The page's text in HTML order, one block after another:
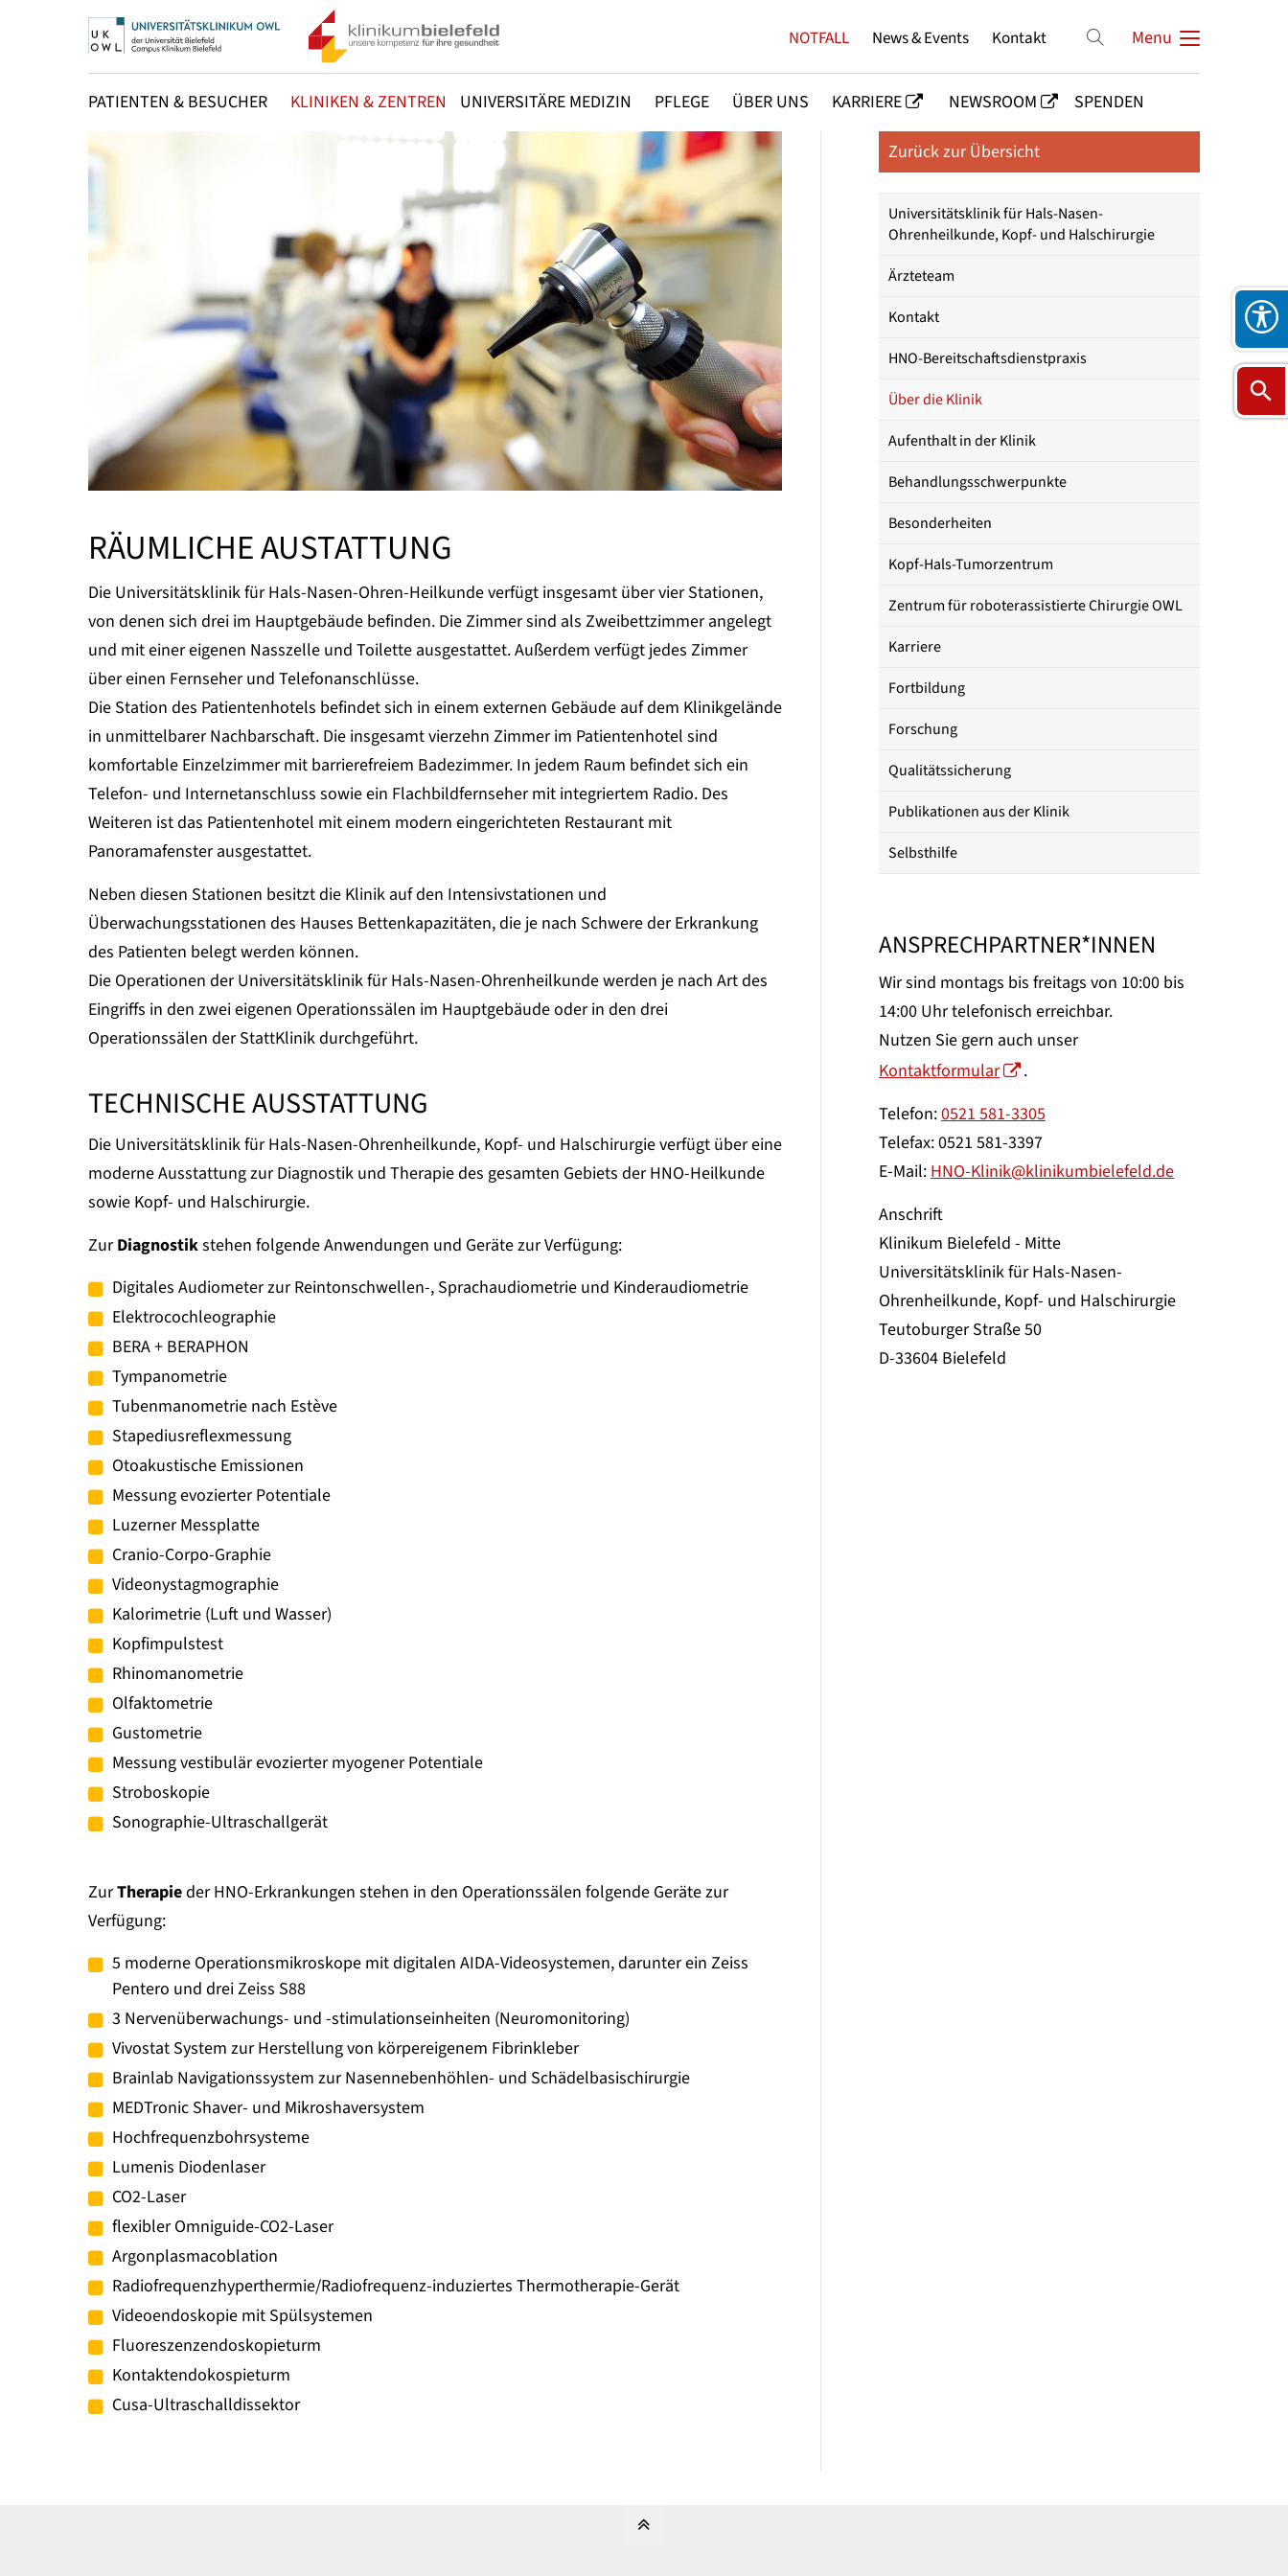
Menu
PATIENTEN & BESUCHER KLINIKEN & ZENTREN UNIVERSITÄRE MEDIZIN PFLEGE ÜBER UNS KARRIERE NEWSROOM SPENDEN
NOTFALL News & Events Kontakt
RÄUMLICHE AUSTATTUNG
Die Universitätsklinik für Hals-Nasen-Ohren-Heilkunde verfügt insgesamt über vier Stationen,
von denen sich drei im Hauptgebäude befinden. Die Zimmer sind als Zweibettzimmer angelegt
und mit einer eigenen Nasszelle und Toilette ausgestattet. Außerdem verfügt jedes Zimmer
über einen Fernseher und Telefonanschlüsse.
Die Station des Patientenhotels befindet sich in einem externen Gebäude auf dem Klinikgelände
in unmittelbarer Nachbarschaft. Die insgesamt vierzehn Zimmer im Patientenhotel sind
komfortable Einzelzimmer mit barrierefreiem Badezimmer. In jedem Raum befindet sich ein
Telefon- und Internetanschluss sowie ein Flachbildfernseher mit integriertem Radio. Des
Weiteren ist das Patientenhotel mit einem modern eingerichteten Restaurant mit
Panoramafenster ausgestattet.
Neben diesen Stationen besitzt die Klinik auf den Intensivstationen und
Überwachungsstationen des Hauses Bettenkapazitäten, die je nach Schwere der Erkrankung
des Patienten belegt werden können.
Die Operationen der Universitätsklinik für Hals-Nasen-Ohrenheilkunde werden je nach Art des
Eingriffs in den zwei eigenen Operationssälen im Hauptgebäude oder in den drei
Operationssälen der StattKlinik durchgeführt.
TECHNISCHE AUSSTATTUNG
Die Universitätsklinik für Hals-Nasen-Ohrenheilkunde, Kopf- und Halschirurgie verfügt über eine
moderne Ausstattung zur Diagnostik und Therapie des gesamten Gebiets der HNO-Heilkunde
sowie Kopf- und Halschirurgie.
ZurDiagnostikstehen folgende Anwendungen und Geräte zur Verfügung:
Digitales Audiometer zur Reintonschwellen-, Sprachaudiometrie und Kinderaudiometrie
Elektrocochleographie
BERA + BERAPHON
Tympanometrie
Tubenmanometrie nach Estève
Stapediusreflexmessung
Otoakustische Emissionen
Messung evozierter Potentiale
Luzerner Messplatte
Cranio-Corpo-Graphie
Videonystagmographie
Kalorimetrie (Luft und Wasser)
Kopfimpulstest
Rhinomanometrie
Olfaktometrie
Gustometrie
Messung vestibulär evozierter myogener Potentiale
Stroboskopie
Sonographie-Ultraschallgerät
ZurTherapieder HNO-Erkrankungen stehen in den Operationssälen folgende Geräte zur
Verfügung:
5 moderne Operationsmikroskope mit digitalen AIDA-Videosystemen, darunter ein Zeiss
Pentero und drei Zeiss S88
3 Nervenüberwachungs- und -stimulationseinheiten (Neuromonitoring)
Vivostat System zur Herstellung von körpereigenem Fibrinkleber
Brainlab Navigationssystem zur Nasennebenhöhlen- und Schädelbasischirurgie
MEDTronic Shaver- und Mikroshaversystem
Hochfrequenzbohrsysteme
Lumenis Diodenlaser
CO2-Laser
flexibler Omniguide-CO2-Laser
Argonplasmacoblation
Radiofrequenzhyperthermie/Radiofrequenz-induziertes Thermotherapie-Gerät
Videoendoskopie mit Spülsystemen
Fluoreszenzendoskopieturm
Kontaktendokospieturm
Cusa-Ultraschalldissektor
Zurück zur Übersicht
Universitätsklinik für Hals-Nasen-
Ohrenheilkunde, Kopf- und Halschirurgie
Ärzteteam
Kontakt
HNO-Bereitschaftsdienstpraxis
Über die Klinik
Aufenthalt in der Klinik
Behandlungsschwerpunkte
Besonderheiten
Kopf-Hals-Tumorzentrum
Zentrum für roboterassistierte Chirurgie OWL
Karriere
Fortbildung
Forschung
Qualitätssicherung
Publikationen aus der Klinik
Selbsthilfe
ANSPRECHPARTNER*INNEN
Wir sind montags bis freitags von 10:00 bis
14:00 Uhr telefonisch erreichbar.
Nutzen Sie gern auch unser
Kontaktformular
.
Telefon:0521 581-3305
Telefax: 0521 581-3397
E-Mail: HNO-Klinik@klinikumbielefeld.de
Anschrift
Klinikum Bielefeld - Mitte
Universitätsklinik für Hals-Nasen-
Ohrenheilkunde, Kopf- und Halschirurgie
Teutoburger Straße 50
D-33604 Bielefeld